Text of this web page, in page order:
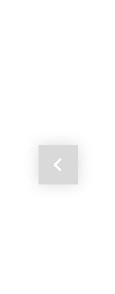
Anterior